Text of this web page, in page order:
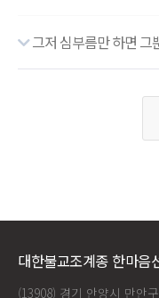
그저 심부름만 하면 그
대한불교조계종 한마음
(13908) 경기 안양시 만안